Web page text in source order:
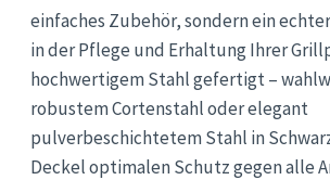
einfaches Zubehör, sondern ein
in der Pflege und Erhaltung Ihrer
hochwertigem Stahl gefertigt –
robustem Cortenstahl oder elegant
pulverbeschichtetem Stahl in
Deckel optimalen Schutz gegen alle